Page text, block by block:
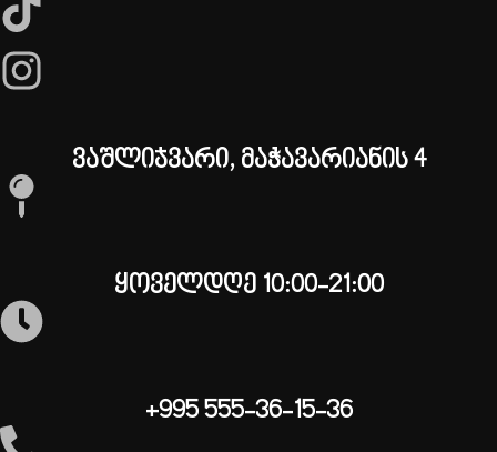
ვაშლიჯვარი, მაჭავარიანის 4
ყოველდღე 10:00-21:00
+995 555-36-15-36